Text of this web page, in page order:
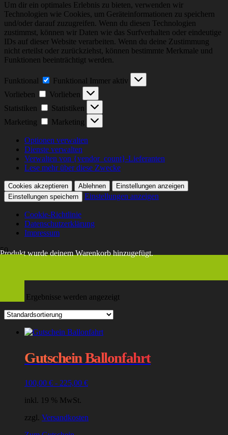
Um dir ein optimales Erlebnis zu bieten, verwenden wir
Technologien wie Cookies, um Geräteinformationen zu speichern
und/oder darauf zuzugreifen. Wenn du diesen Technologien
zustimmst, können wir Daten wie das Surfverhalten oder eindeutige
IDs auf dieser Website verarbeiten. Wenn du deine Zustimmung
nicht erteilst oder zurückziehst, können bestimmte Merkmale und
Funktionen beeinträchtigt werden.
Funktional Funktional Immer aktiv
Vorlieben
Vorlieben
Statistiken
Statistiken
Marketing
Marketing
Optionen verwalten
Dienste verwalten
Verwalten von {vendor_count}-Lieferanten
Lese mehr über diese Zwecke
Cookies akzeptieren Ablehnen
Einstellungen anzeigen
Einstellungen speichern
Einstellungen anzeigen
Cookie-Richtlinie
Datenschutzerklärung
Impressum
Produktwurde deinem Warenkorb hinzugefügt.
Alle 2 Ergebnisse werden angezeigt
Gutschein Ballonfahrt
100,00 € - 225,00 €
inkl. 19 % MwSt.
zzgl. Versandkosten